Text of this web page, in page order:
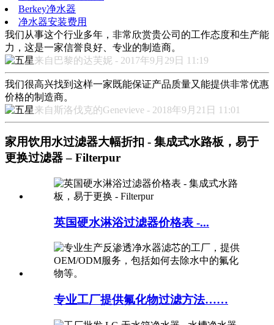
Berkey净水器
净水器安装费用
我们从事这个行业多年，非常欣赏贵公司的工作态度和生产能
力，这是一家信誉良好、专业的制造商。
来自巴黎的达芙妮 - 2017年9月29日 11:19
我们很高兴找到这样一家既能保证产品质量又能提供非常优惠
价格的制造商。
来自斯洛伐克的Genevieve - 2018年9月21日 11:01
家用饮用水过滤器大幅折扣 - 集成式水路板，易于
更换过滤器 – Filterpur
英国硬水淋浴过滤器价格表 -...
专业工厂提供氟化物过滤方法……